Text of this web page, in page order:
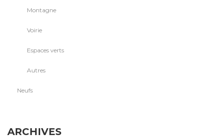
Montagne
Voirie
Espaces verts
Autres
Neufs
ARCHIVES